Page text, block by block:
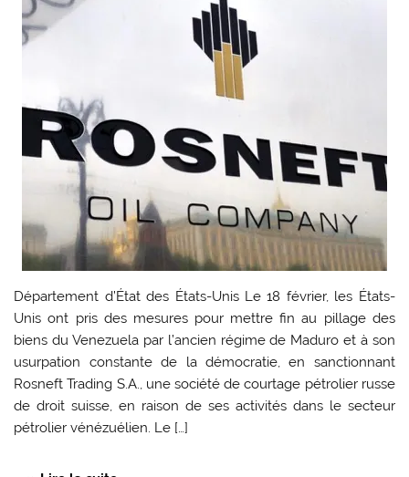
Département d’État des États-Unis Le 18 février, les États-
Unis ont pris des mesures pour mettre fin au pillage des
biens du Venezuela par l’ancien régime de Maduro et à son
usurpation constante de la démocratie, en sanctionnant
Rosneft Trading S.A., une société de courtage pétrolier russe
de droit suisse, en raison de ses activités dans le secteur
pétrolier vénézuélien. Le […]